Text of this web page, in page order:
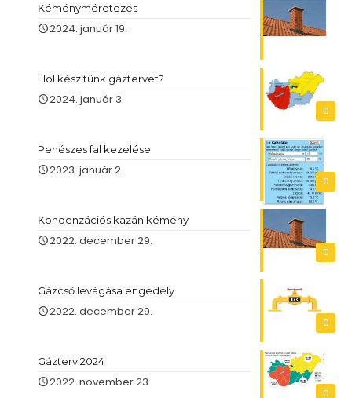
Kéményméretezés
2024. január 19.
0
Hol készítünk gáztervet?
2024. január 3.
0
Penészes fal kezelése
2023. január 2.
0
Kondenzációs kazán kémény
2022. december 29.
0
Gázcső levágása engedély
2022. december 29.
0
Gázterv 2024
2022. november 23.